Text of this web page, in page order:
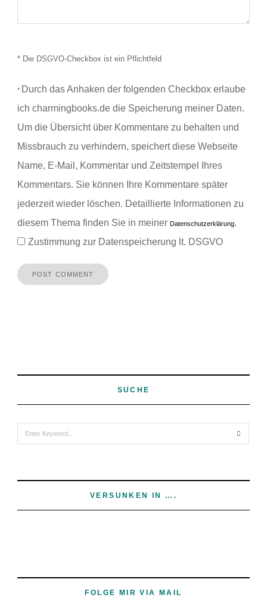
* Die DSGVO-Checkbox ist ein Pflichtfeld
* Durch das Anhaken der folgenden Checkbox erlaube
ich charmingbooks.de die Speicherung meiner Daten.
Um die Übersicht über Kommentare zu behalten und
Missbrauch zu verhindern, speichert diese Webseite
Name, E-Mail, Kommentar und Zeitstempel Ihres
Kommentars. Sie können Ihre Kommentare später
jederzeit wieder löschen. Detaillierte Informationen zu
diesem Thema finden Sie in meiner Datenschutzerklärung.
Zustimmung zur Datenspeicherung lt. DSGVO
SUCHE
VERSUNKEN IN ….
FOLGE MIR VIA MAIL